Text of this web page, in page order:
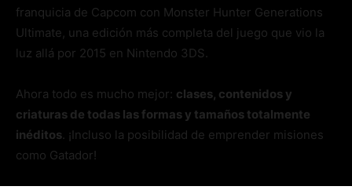
franquicia de Capcom con Monster Hunter Generations
Ultimate, una edición más completa del juego que vio la
luz allá por 2015 en Nintendo 3DS.
Ahora todo es mucho mejor: clases, contenidos y
criaturas de todas las formas y tamaños totalmente
inéditos . ¡Incluso la posibilidad de emprender misiones
como Gatador!